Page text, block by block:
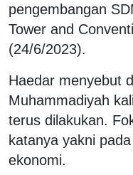
pengembangan
Tower and
(24/6/2023).
Haedar menyebut
Muhammadiyah
terus dilakukan.
katanya yakni
ekonomi.